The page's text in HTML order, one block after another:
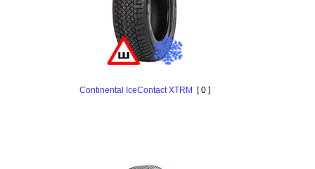
Continental IceContact XTRM [ 0 ]